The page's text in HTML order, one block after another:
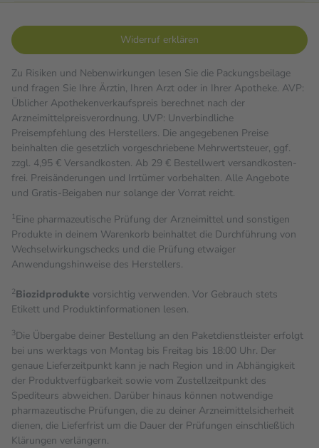
Widerruf erklären
Zu Risiken und Nebenwirkungen lesen Sie die Packungsbeilage
und fragen Sie Ihre Ärztin, Ihren Arzt oder in Ihrer Apotheke. AVP:
Üblicher Apothekenverkaufspreis berechnet nach der
Arzneimittelpreisverordnung. UVP: Unverbindliche
Preisempfehlung des Herstellers. Die angegebenen Preise
beinhalten die gesetzlich vorgeschriebene Mehrwertsteuer, ggf.
zzgl. 4,95 € Versandkosten. Ab 29 € Bestell­wert versand­kosten­
frei. Preisänderungen und Irrtümer vorbehalten. Alle Angebote
und Gratis-Beigaben nur solange der Vorrat reicht.
1Eine pharmazeutische Prüfung der Arzneimittel und sonstigen
Produkte in deinem Warenkorb beinhaltet die Durchführung von
Wechselwirkungschecks und die Prüfung etwaiger
Anwendungshinweise des Herstellers.
2Biozidprodukte vorsichtig verwenden. Vor Gebrauch stets
Etikett und Produktinformationen lesen.
3Die Übergabe deiner Bestellung an den Paketdienstleister erfolgt
bei uns werktags von Montag bis Freitag bis 18:00 Uhr. Der
genaue Lieferzeitpunkt kann je nach Region und in Abhängigkeit
der Produktverfügbarkeit sowie vom Zustellzeitpunkt des
Spediteurs abweichen. Darüber hinaus können notwendige
pharmazeutische Prüfungen, die zu deiner Arzneimittelsicherheit
dienen, die Lieferfrist um die Dauer der Prüfungen einschließlich
Klärungen verlängern.